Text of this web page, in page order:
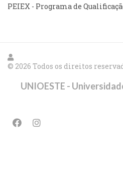
PEIEX - Programa de
© 2026 Todos os direitos
UNIOESTE -